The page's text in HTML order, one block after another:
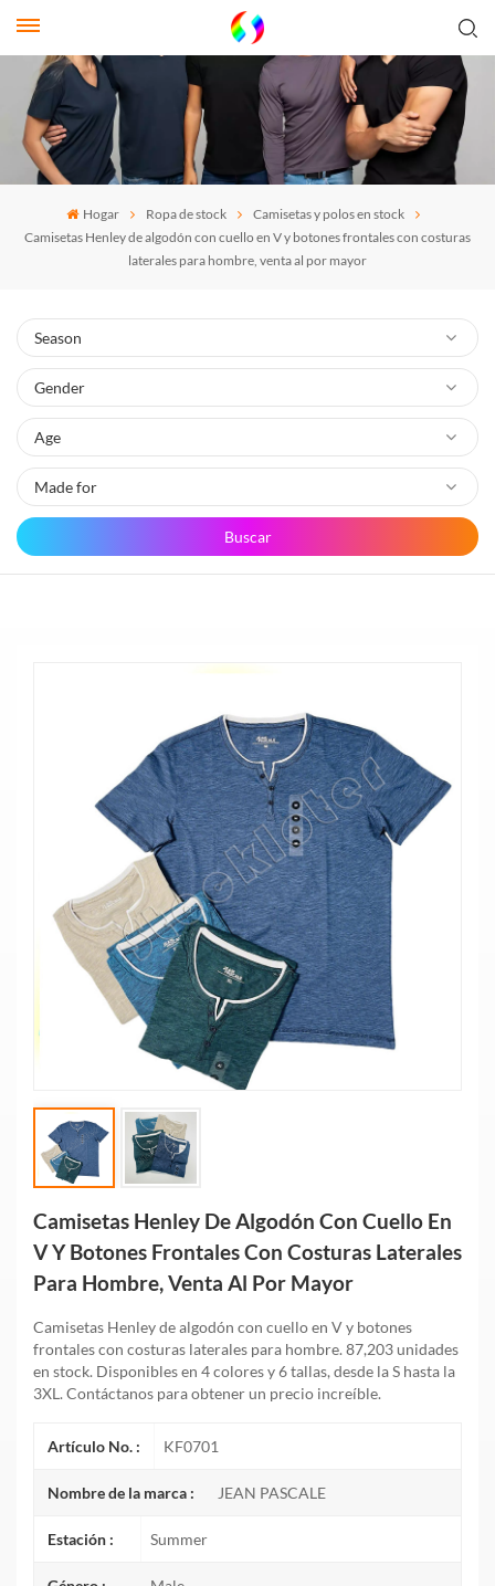
Hogar Ropa de stock
Camisetas y polos en stock
Camisetas Henley de algodón con cuello en V y botones frontales con costuras
laterales para hombre, venta al por mayor
Buscar
Camisetas Henley De Algodón Con Cuello En
V Y Botones Frontales Con Costuras Laterales
Para Hombre, Venta Al Por Mayor
Camisetas Henley de algodón con cuello en V y botones
frontales con costuras laterales para hombre. 87,203 unidades
en stock. Disponibles en 4 colores y 6 tallas, desde la S hasta la
3XL. Contáctanos para obtener un precio increíble.
Artículo No. : KF0701
Nombre de la marca : JEAN PASCALE
Estación : Summer